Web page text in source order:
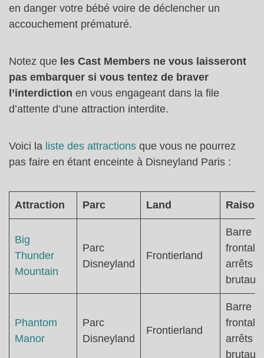
en danger votre bébé voire de déclencher un
accouchement prématuré.
Notez que les Cast Members ne vous laisseront
pas embarquer si vous tentez de braver
l’interdiction en vous engageant dans la file
d’attente d’une attraction interdite.
Voici la liste des attractions que vous ne pourrez
pas faire en étant enceinte à Disneyland Paris :
Attraction Parc Land Raison
Big
Thunder
Mountain
Parc
Disneyland
Frontierland
Barre
frontale
arrêts
brutaux
Phantom
Manor
Parc
Disneyland
Frontierland
Barre
frontale
arrêts
brutaux